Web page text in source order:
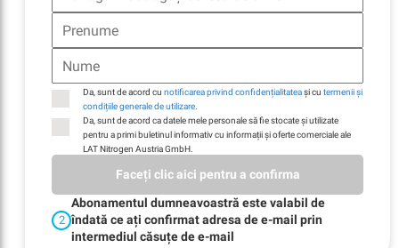
ADRESA
România s.r.l.
et.8 sector 2
020485 București,
România
+40 21 212 32 68
E-MAIL
Da, sunt de acord cu notificarea privind confidențialitateași cu termenii și
condițiile generale de utilizare
Da, sunt de acord ca datele mele personale să fie stocate și utilizate
pentru a primi buletinul informativ cu informații și oferte comerciale ale
LAT Nitrogen Austria GmbH.
Faceți clic aici pentru a confirma
2
Abonamentul dumneavoastră este valabil de
îndată ce ați confirmat adresa de e-mail prin
intermediul căsuțe de e-mail